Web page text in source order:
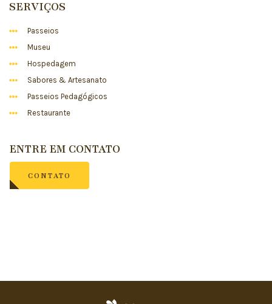
SERVIÇOS
Passeios
Museu
Hospedagem
Sabores & Artesanato
Passeios Pedagógicos
Restaurante
ENTRE EM CONTATO
CONTATO